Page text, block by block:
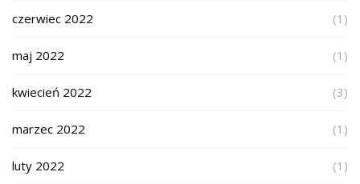
czerwiec 2022 (1)
maj 2022 (1)
kwiecień 2022 (3)
marzec 2022 (1)
luty 2022 (1)